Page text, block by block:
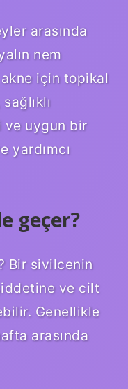
arasında
nem
için topikal
ve uygun bir
yardımcı
geçer?
Bir sivilcenin
ve cilt
Genellikle
arasında